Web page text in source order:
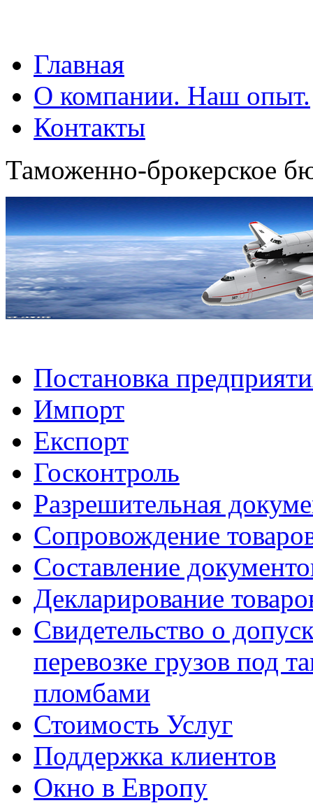
Главная
О компании. Наш опыт.
Контакты
Таможенно-брокерское
Постановка
Импорт
Експорт
Госконтроль
Разрешительная
Сопровождение
Составление
Декларирование
Свидетельство о
перевозке грузов под
пломбами
Стоимость Услуг
Поддержка клиентов
Окно в Европу